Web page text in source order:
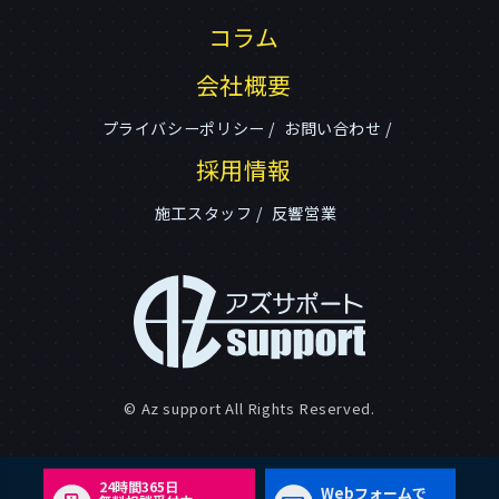
コラム
会社概要
プライバシーポリシー お問い合わせ
採用情報
施工スタッフ 反響営業
© Az support All Rights Reserved.
24時間365日 Webフォームで